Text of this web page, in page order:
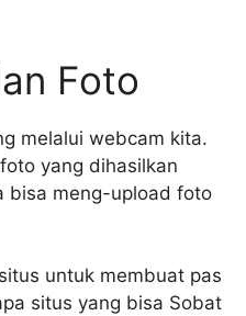
Foto
melalui webcam kita.
yang dihasilkan
bisa meng-upload foto
untuk membuat pas
situs yang bisa Sobat